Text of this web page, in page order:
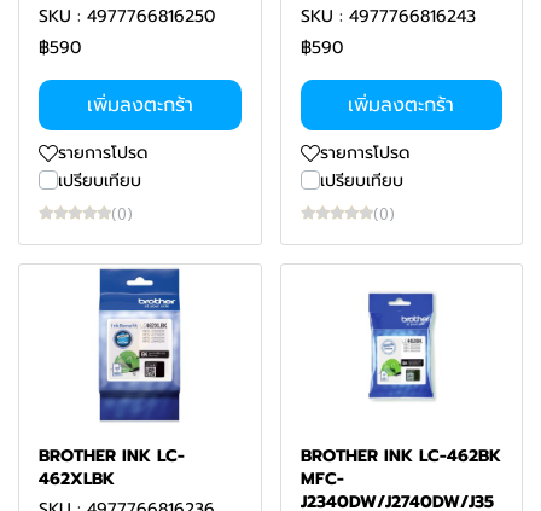
SKU : 4977766816250
฿590
เพิ่มลงตะกร้า
รายการโปรด
เปรียบเทียบ
(0)
SKU : 4977766816243
฿590
เพิ่มลงตะกร้า
รายการโปรด
เปรียบเทียบ
(0)
BROTHER INK LC-
462XLBK
BROTHER INK LC-462BK
MFC-
J2340DW/J2740DW/J35